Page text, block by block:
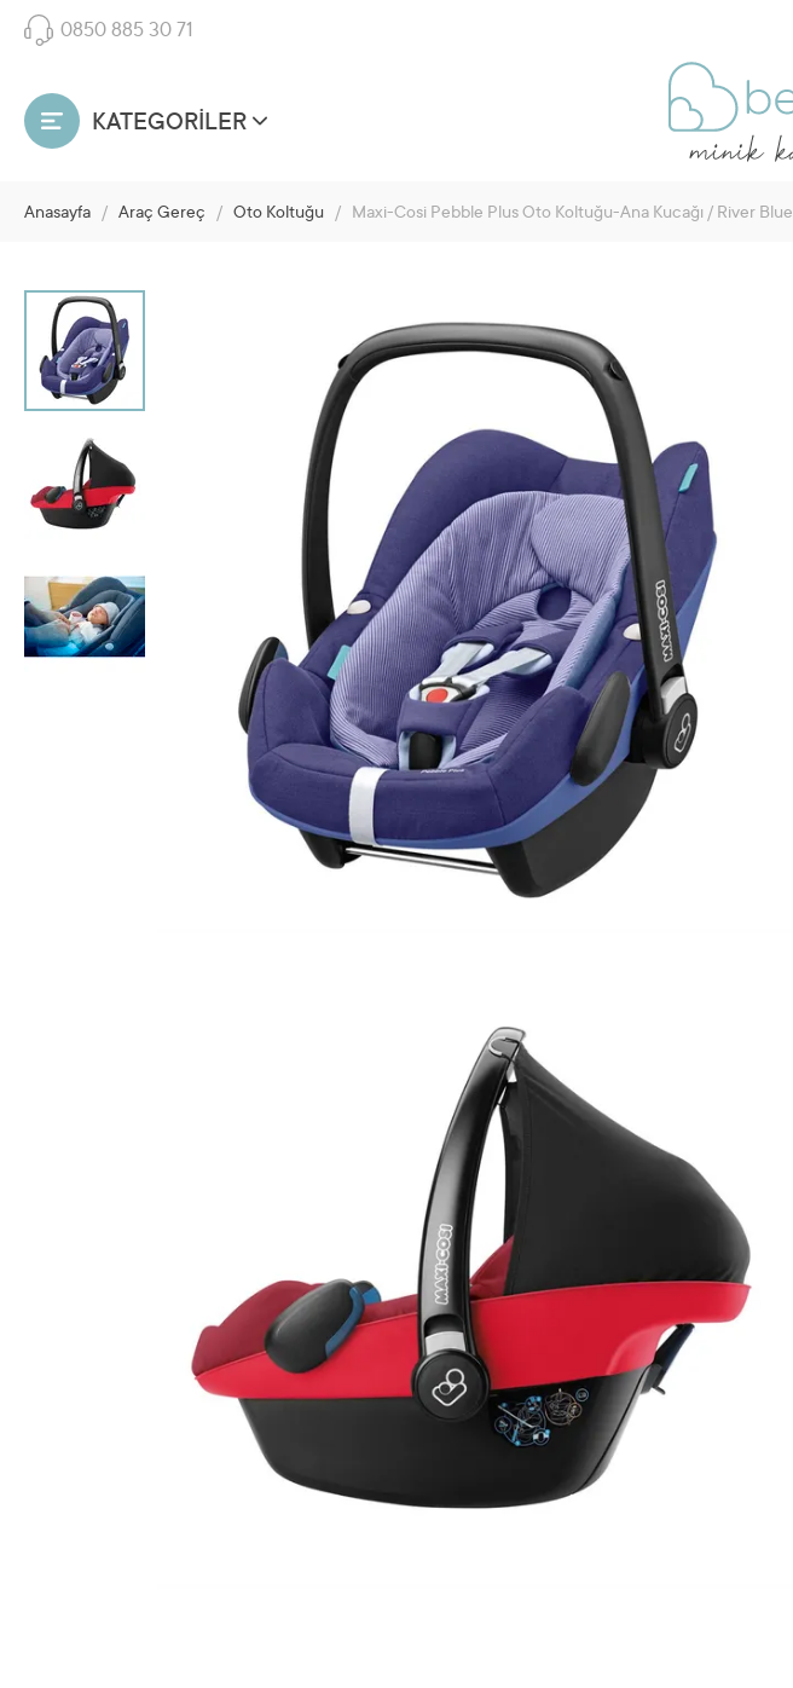
0850 885 30 71
KATEGORİLER
Anasayfa / Araç Gereç / Oto Koltuğu / Maxi-Cosi Pebble Plus Oto Koltuğu-Ana Kucağı / River Blue